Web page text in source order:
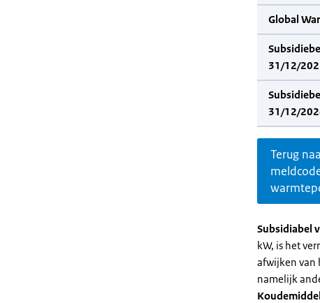
Global
31/12/
31/12/
Terug
Subsidiabel
kW, is het
afwijken van
namelijk